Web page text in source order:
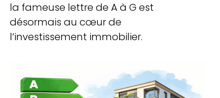
la fameuse lettre de A à G est
désormais au cœur de
l’investissement immobilier.